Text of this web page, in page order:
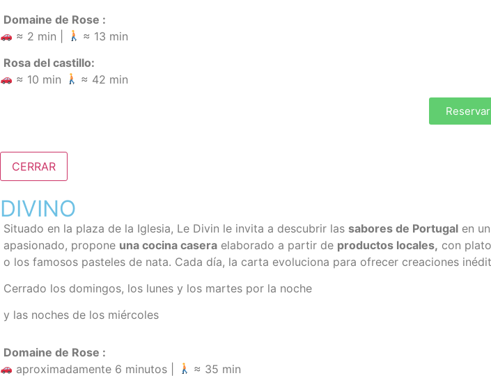
Domaine de Rose :
≈ 2 min |
≈ 13 min
Rosa del castillo:
≈ 10 min
≈ 42 min
Reservar
CERRAR
DIVINO
Situado en la plaza de la Iglesia, Le Divin le invita a descubrir las sabores de Portugal en un
apasionado, propone una cocina casera elaborado a partir de productos locales, con
o los famosos pasteles de nata. Cada día, la carta evoluciona para ofrecer creaciones
Cerrado los domingos, los lunes y los martes por la noche
y las noches de los miércoles
Domaine de Rose :
aproximadamente 6 minutos |
≈ 35 min